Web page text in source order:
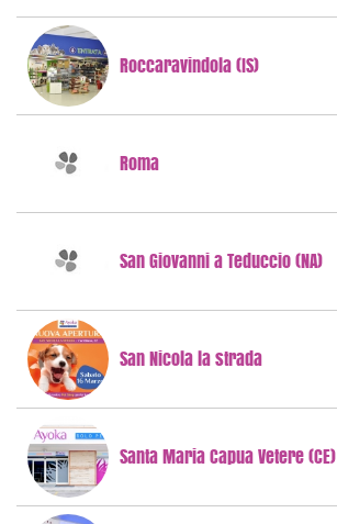
Roccaravindola (IS)
Roma
San Giovanni a Teduccio (NA)
San Nicola la strada
Santa Maria Capua Vetere (CE)